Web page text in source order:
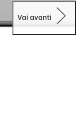
Vai avanti